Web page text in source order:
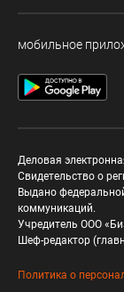
мобильное
Деловая
Свидетельство о
Выдано
коммуникаций.
Учредитель ООО
Шеф-редактор
Политика о